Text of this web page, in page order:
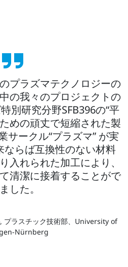
プラズマテクノロジーの
の我々のプロジェクトの
別研究分野SFB396の“平
めの頑丈で短縮された製
サークル“プラズマ” が実
ならば互換性のない材料
入れられた加工により、
清潔に接着することがで
した。
プラスチック技術部、University of
Nürnberg